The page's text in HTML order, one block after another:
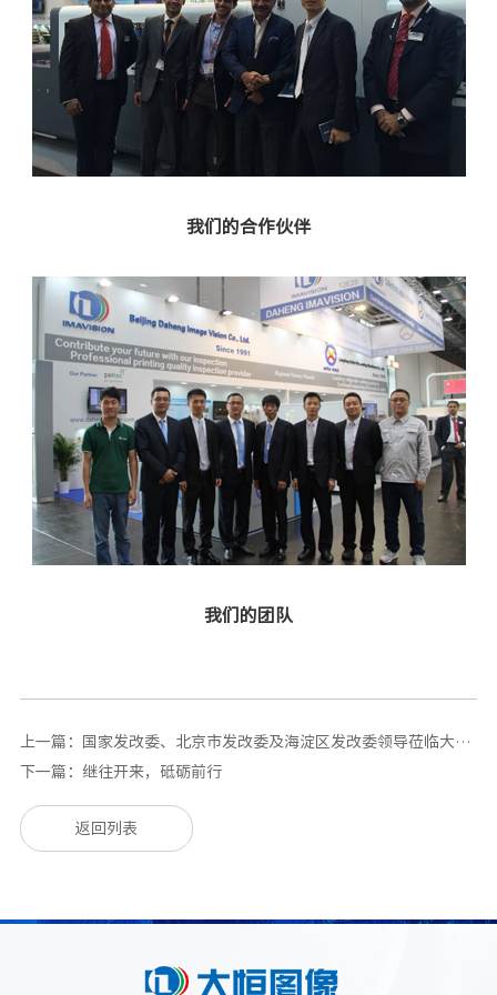
我们的合作伙伴
我们的团队
上一篇：
国家发改委、北京市发改委及海淀区发改委领导莅临大恒图像调研
下一篇： 继往开来，砥砺前行
返回列表